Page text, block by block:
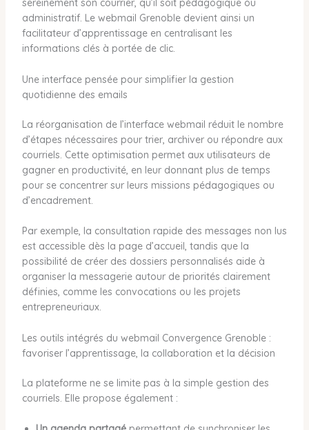
sereinement son courrier, qu’il soit pédagogique ou
administratif. Le webmail Grenoble devient ainsi un
facilitateur d’apprentissage en centralisant les
informations clés à portée de clic.
Une interface pensée pour simplifier la gestion
quotidienne des emails
La réorganisation de l’interface webmail réduit le nombre
d’étapes nécessaires pour trier, archiver ou répondre aux
courriels. Cette optimisation permet aux utilisateurs de
gagner en productivité, en leur donnant plus de temps
pour se concentrer sur leurs missions pédagogiques ou
d’encadrement.
Par exemple, la consultation rapide des messages non lus
est accessible dès la page d’accueil, tandis que la
possibilité de créer des dossiers personnalisés aide à
organiser la messagerie autour de priorités clairement
définies, comme les convocations ou les projets
entrepreneuriaux.
Les outils intégrés du webmail Convergence Grenoble :
favoriser l’apprentissage, la collaboration et la décision
La plateforme ne se limite pas à la simple gestion des
courriels. Elle propose également :